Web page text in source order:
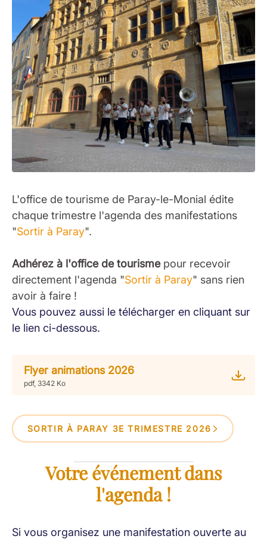
L'office de tourisme de Paray-le-Monial édite
chaque trimestre l'agenda des manifestations
"Sortir à Paray".
Adhérez à l'office de tourismepour recevoir
directement l'agenda "Sortir à Paray" sans rien
avoir à faire !
Vous pouvez aussi le télécharger en cliquant sur
le lien ci-dessous.
Flyer animations 2026
pdf, 3342 Ko
SORTIR À PARAY 3E TRIMESTRE 2026
Votre événement dans
l'agenda !
Si vous organisez une manifestation ouverte au